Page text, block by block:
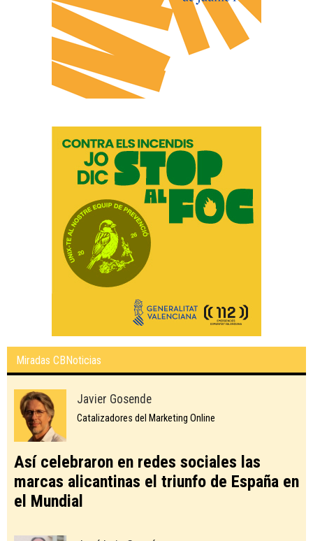
Miradas CBNoticias
Javier Gosende
Catalizadores del Marketing Online
Así celebraron en redes sociales las
marcas alicantinas el triunfo de España en
el Mundial